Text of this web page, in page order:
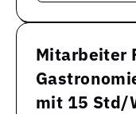
Mitarbeiter
mit 15 Std/